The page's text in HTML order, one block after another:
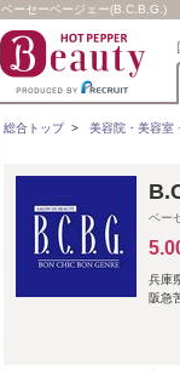
ベーセーベージェー(B.C.B.G.)
総合トップ> 美容院・美容室
ベー
兵庫
阪急